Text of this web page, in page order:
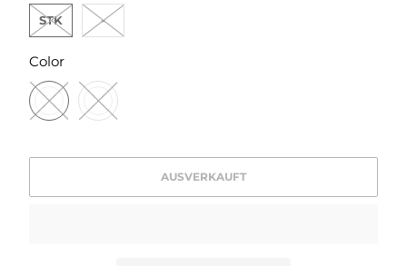
STK -
Color
SWATCH-9002-ROT
SWATCH-9002
AUSVERKAUFT